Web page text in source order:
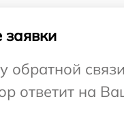
обратной
ответит на